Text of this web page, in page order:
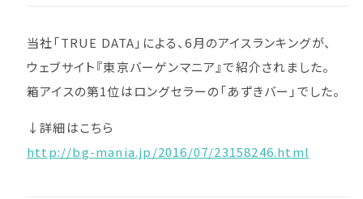
当社「TRUE DATA」による、6月のアイスランキングが、
ウェブサイト『東京バーゲンマニア』で紹介されました。
箱アイスの第1位はロングセラーの「あずきバー」でした。
↓詳細はこちら
http://bg-mania.jp/2016/07/23158246.html